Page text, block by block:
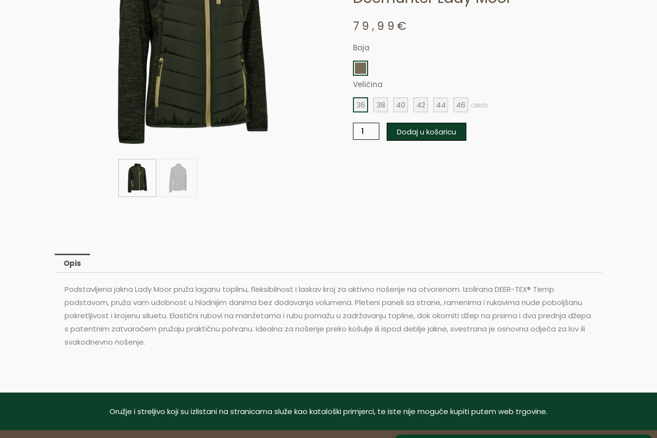
79,99 €
Boja
Veličina
36
38 40 42 44 46 OBRIŠI
Deerhunter
Moor
Dodaj u košaricu
Opis
Podstavljena jakna Lady Moor pruža laganu toplinu, fleksibilnost i laskav kroj za aktivno nošenje na otvorenom. Izolirana DEER-TEX® Temp
podstavom, pruža vam udobnost u hladnijim danima bez dodavanja volumena. Pleteni paneli sa strane, ramenima i rukavima nude poboljšanu
pokretljivost i krojenu siluetu. Elastični rubovi na manžetama i rubu pomažu u zadržavanju topline, dok okomiti džep na prsima i dva prednja džepa
s patentnim zatvaračem pružaju praktičnu pohranu. Idealna za nošenje preko košulje ili ispod deblje jakne, svestrana je osnovna odjeća za lov ili
svakodnevno nošenje.
Oružje i streljivo koji su izlistani na stranicama služe kao kataloški primjerci, te iste nije moguće kupiti putem web trgovine.